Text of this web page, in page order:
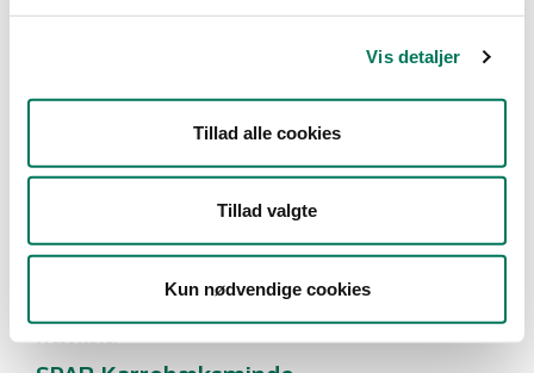
Vis detaljer
Tillad alle cookies
Tillad valgte
Kun nødvendige cookies
1 resultater
Dagligvareforretninger(1)
Måned